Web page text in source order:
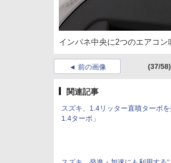
インパネ中央に2つのエアコ
前の画像 (37/58)
関連記事
スズキ、1.4リッター直噴ターボ
1.4ターボ」